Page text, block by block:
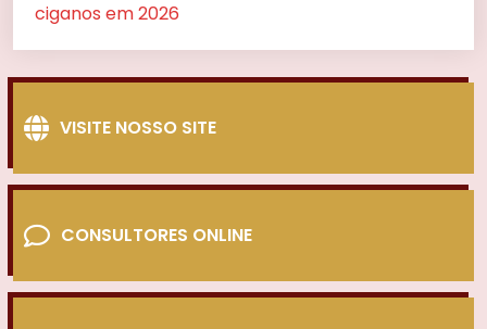
ciganos em 2026
VISITE NOSSO SITE
CONSULTORES ONLINE